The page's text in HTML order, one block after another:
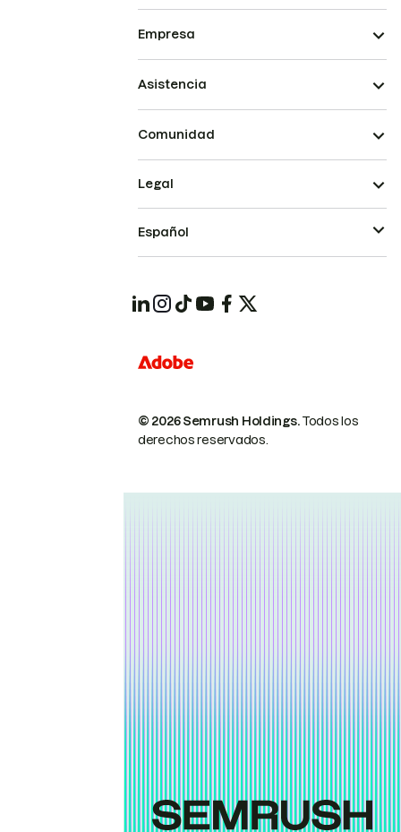
Empresa
Asistencia
Comunidad
© 2026 Semrush Holdings.Todos los
derechos reservados.
Legal
Español